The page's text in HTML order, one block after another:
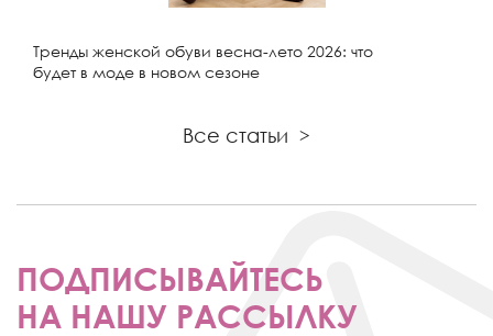
Тренды женской обуви весна-лето 2026: что
будет в моде в новом сезоне
Все статьи >
ПОДПИСЫВАЙТЕСЬ
НА НАШУ РАССЫЛКУ